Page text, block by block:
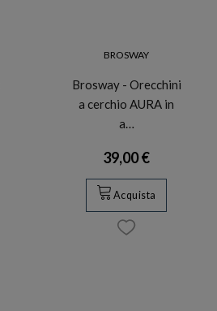
BROSWAY
Brosway - Orecchini
a cerchio AURA in
a…
39,00 €
Acquista